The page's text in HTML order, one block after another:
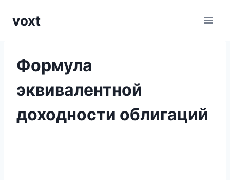
voxt
Формула
эквивалентной
доходности облигаций